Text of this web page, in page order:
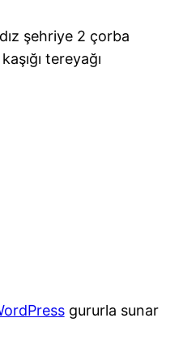
şehriye 2 çorba
tereyağı
gururla sunar